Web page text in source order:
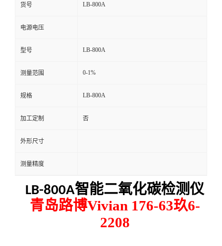
言
货号 LB-800A
电源电压
型号 LB-800A
测量范围 0-1%
规格 LB-800A
加工定制 否
外形尺寸
测量精度
LB-800A智能二氧化碳检测仪
青岛路博Vivian 176-63玖6-
2208